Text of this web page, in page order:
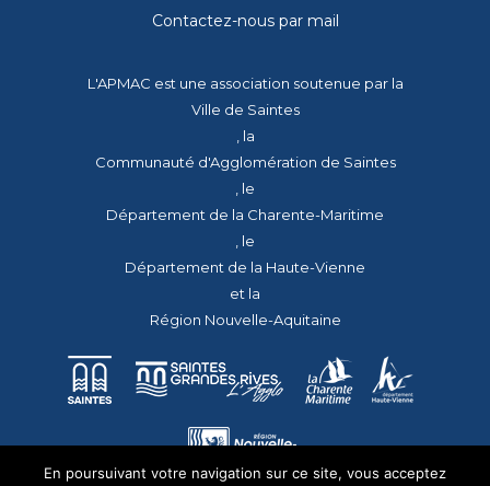
Contactez-nous par mail
L'APMAC est une association soutenue par la
Ville de Saintes
, la
Communauté d'Agglomération de Saintes
, le
Département de la Charente-Maritime
, le
Département de la Haute-Vienne
et la
Région Nouvelle-Aquitaine
En poursuivant votre navigation sur ce site, vous acceptez